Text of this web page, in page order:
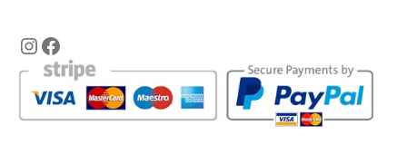
https://www.instagram.com/
https://www.facebook.com/